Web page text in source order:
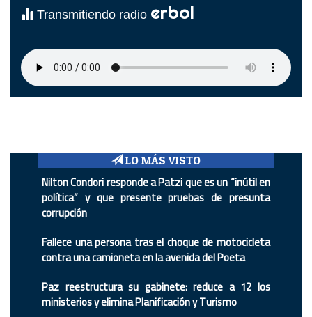
Transmitiendo radio erbol
LO MÁS VISTO
Nilton Condori responde a Patzi que es un “inútil en
política” y que presente pruebas de presunta
corrupción
Fallece una persona tras el choque de motocicleta
contra una camioneta en la avenida del Poeta
Paz reestructura su gabinete: reduce a 12 los
ministerios y elimina Planificación y Turismo